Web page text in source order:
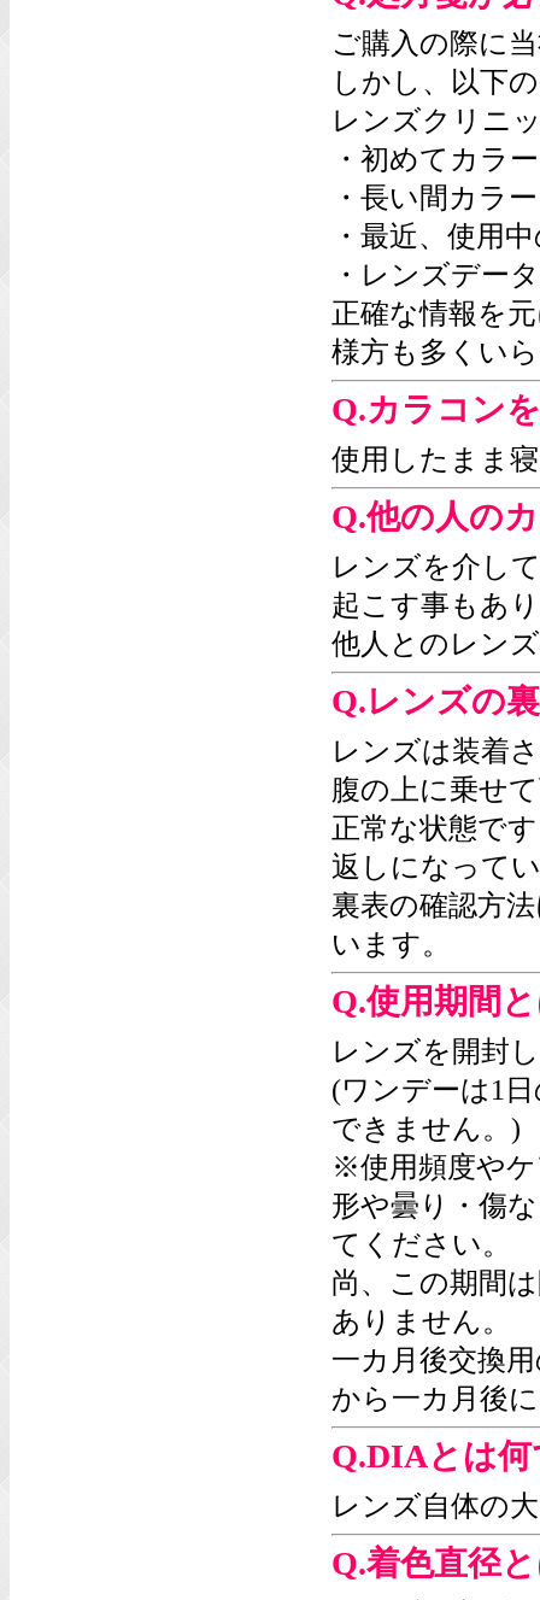
ご購入の際に
しかし、以下
レンズクリニ
・初めてカラ
・長い間カラ
・最近、使用
・レンズデー
正確な情報を
様方も多くい
Q.カラコン
使用したまま
Q.他の人の
レンズを介し
起こす事もあ
他人とのレン
Q.レンズの
レンズは装着
腹の上に乗せ
正常な状態で
返しになって
裏表の確認方
います。
Q.使用期間
レンズを開封
(ワンデーは1
できません。)
※使用頻度や
形や曇り・傷
てください。
尚、この期間
ありません。
一カ月後交換
から一カ月後
Q.DIAとは
レンズ自体の
Q.着色直径